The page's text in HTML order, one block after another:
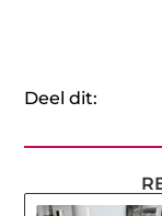
Deel dit: